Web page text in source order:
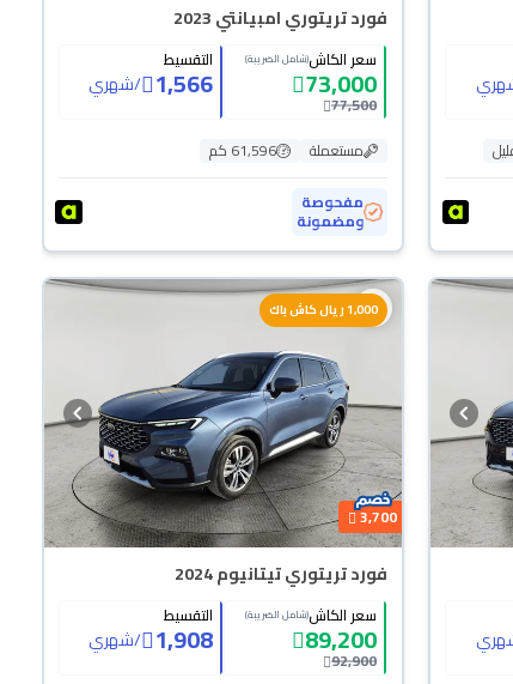
فورد تريتوري امبيانتي 2023
سعر الكاش(شامل الضريبة)
73,000
77,500
التقسيط
1,566
/شهري
مستعملة
61,596 كم
مفحوصة
ومضمونة
1,000 ريال كاش باك
3,700
فورد تريتوري تيتانيوم 2024
سعر الكاش(شامل الضريبة)
89,200
92,900
التقسيط
1,908
/شهري